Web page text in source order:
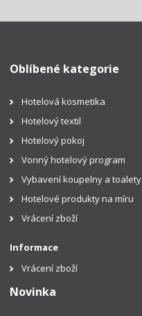
Oblíbené kategorie
Hotelová kosmetika
Hotelový textil
Hotelový pokoj
Vonný hotelový program
Vybavení koupelny a toalety
Hotelové produkty na míru
Vrácení zboží
Informace
Vrácení zboží
Novinka